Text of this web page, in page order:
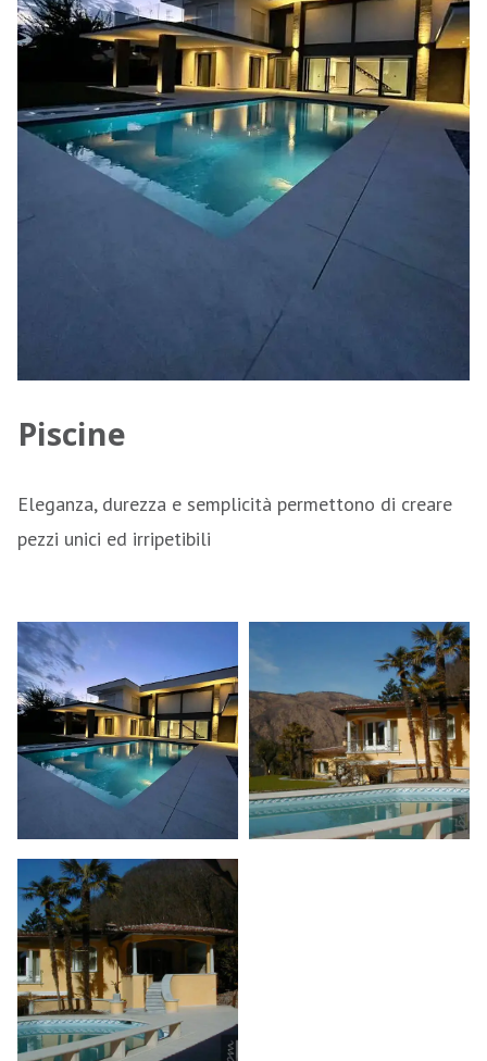
Piscine
Eleganza, durezza e semplicità permettono di creare
pezzi unici ed irripetibili